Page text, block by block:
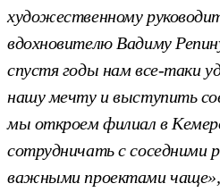
художественному
вдохновителю Вадиму
спустя годы нам все-таки
нашу мечту и выступить
мы откроем филиал в
сотрудничать с соседними
важными проектами чаще»,